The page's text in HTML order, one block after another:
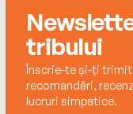
tribului
Înscrie-te și-ți
recomandări,
lucruri simpatice.